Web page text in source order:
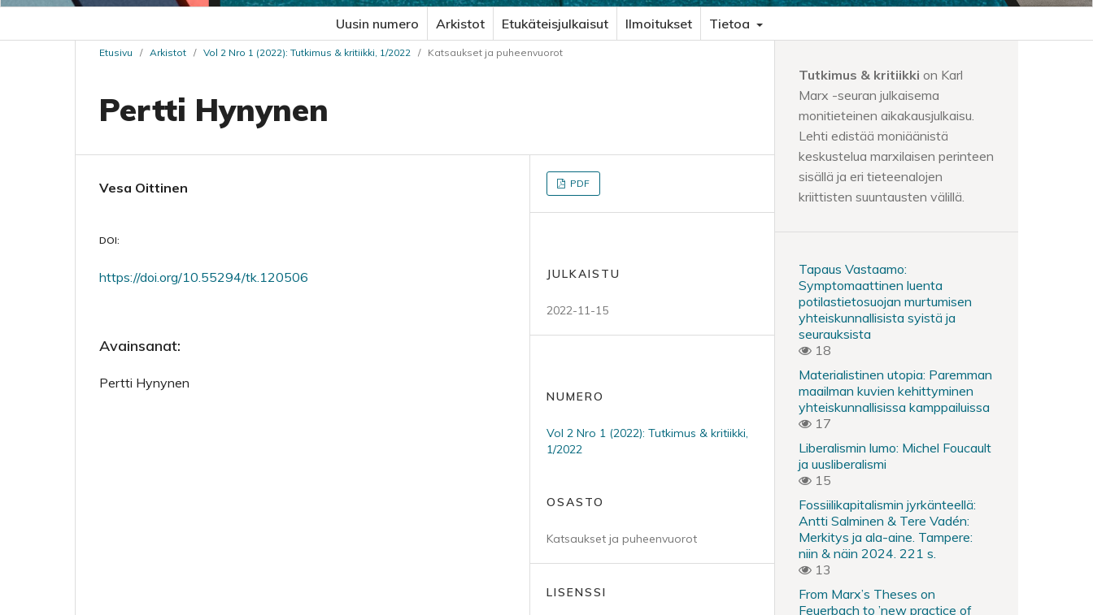
Uusin numero Arkistot Etukäteisjulkaisut Ilmoitukset Tietoa
Etusivu / Arkistot / Vol 2 Nro 1 (2022): Tutkimus & kritiikki, 1/2022 / Katsaukset ja puheenvuorot
Pertti Hynynen
Vesa Oittinen
DOI:
https://doi.org/10.55294/tk.120506
Avainsanat:
Pertti Hynynen
PDF
JULKAISTU
2022-11-15
NUMERO
Vol 2 Nro 1 (2022): Tutkimus & kritiikki,
1/2022
OSASTO
Katsaukset ja puheenvuorot
LISENSSI
Tutkimus & kritiikki on Karl
Marx -seuran julkaisema
monitieteinen aikakausjulkaisu.
Lehti edistää moniäänistä
keskustelua marxilaisen perinteen
sisällä ja eri tieteenalojen
kriittisten suuntausten välillä.
Tapaus Vastaamo:
Symptomaattinen luenta
potilastietosuojan murtumisen
yhteiskunnallisista syistä ja
seurauksista
18
Materialistinen utopia: Paremman
maailman kuvien kehittyminen
yhteiskunnallisissa kamppailuissa
17
Liberalismin lumo: Michel Foucault
ja uusliberalismi
15
Fossiilikapitalismin jyrkänteellä:
Antti Salminen & Tere Vadén:
Merkitys ja ala-aine. Tampere:
niin & näin 2024. 221 s.
13
From Marx’s Theses on
Feuerbach to ’new practice of